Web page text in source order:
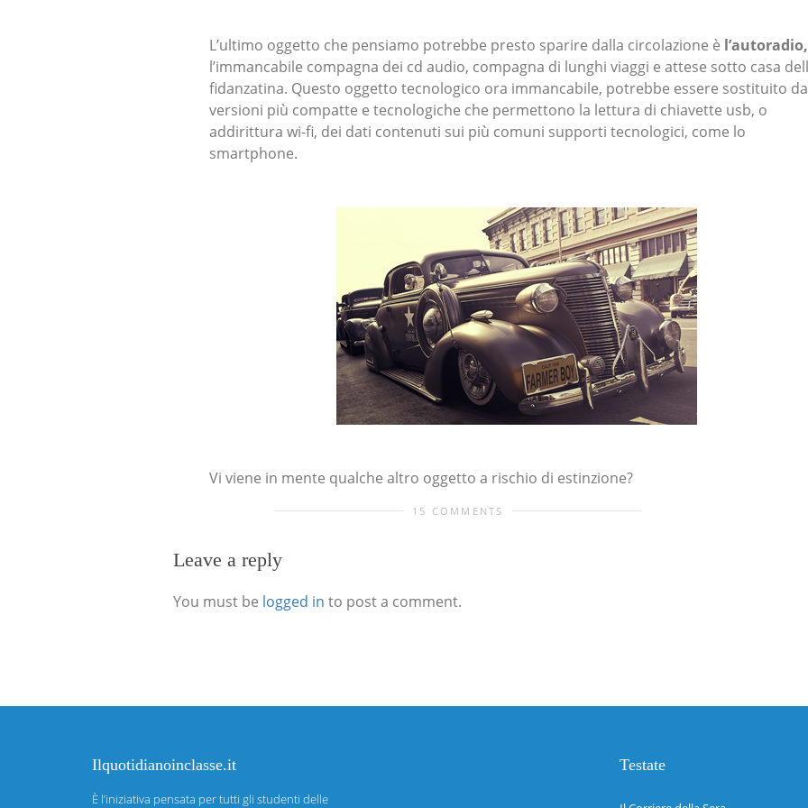
L’ultimo oggetto che pensiamo potrebbe presto sparire dalla circolazione è l’autoradio,
l’immancabile compagna dei cd audio, compagna di lunghi viaggi e attese sotto casa
fidanzatina. Questo oggetto tecnologico ora immancabile, potrebbe essere sostituito da
versioni più compatte e tecnologiche che permettono la lettura di chiavette usb, o
addirittura wi-fi, dei dati contenuti sui più comuni supporti tecnologici, come lo
smartphone.
Vi viene in mente qualche altro oggetto a rischio di estinzione?
15 COMMENTS
Leave a reply
You must be logged in to post a comment.
Ilquotidianoinclasse.it
È l’iniziativa pensata per tutti gli studenti delle
Testate